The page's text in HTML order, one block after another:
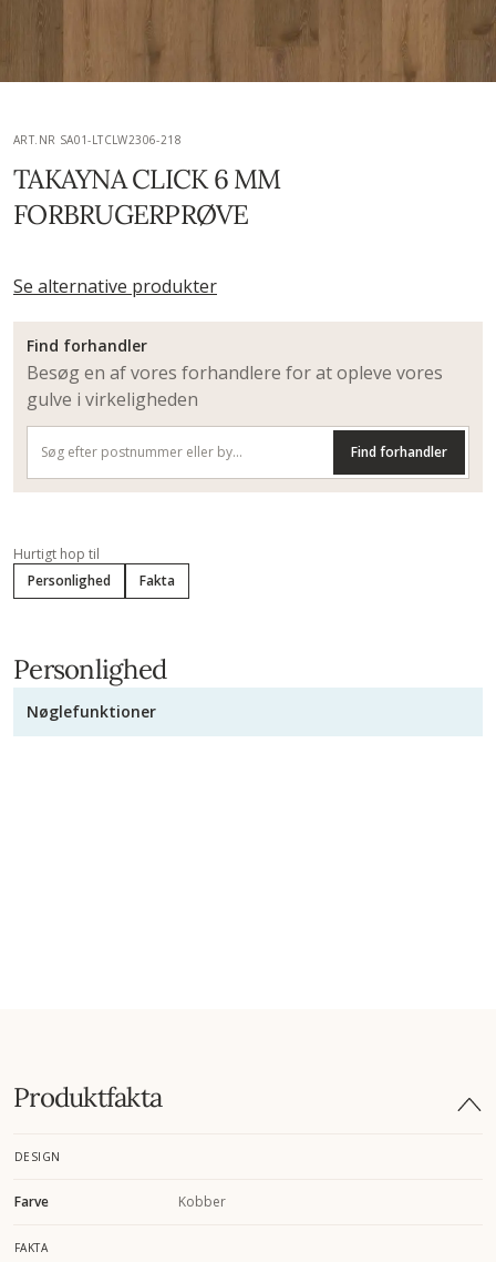
ART.NR SA01-LTCLW2306-218
TAKAYNA CLICK 6 MM
FORBRUGERPRØVE
Se alternative produkter
Find forhandler
Besøg en af vores forhandlere for at opleve vores
gulve i virkeligheden
Find forhandler
Hurtigt hop til
Personlighed
Fakta
Personlighed
Nøglefunktioner
Produktfakta
DESIGN
Farve Kobber
FAKTA